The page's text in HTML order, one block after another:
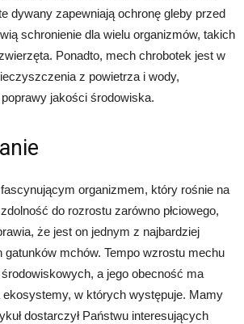
dywany zapewniają ochronę gleby przed
schronienie dla wielu organizmów, takich
Ponadto, mech chrobotek jest w
z powietrza i wody,
jakości środowiska.
organizmem, który rośnie na
do rozrostu zarówno płciowego,
że jest on jednym z najbardziej
gatunków mchów. Tempo wzrostu mechu
a jego obecność ma
ekosystemy, w których występuje. Mamy
dostarczył Państwu interesujących